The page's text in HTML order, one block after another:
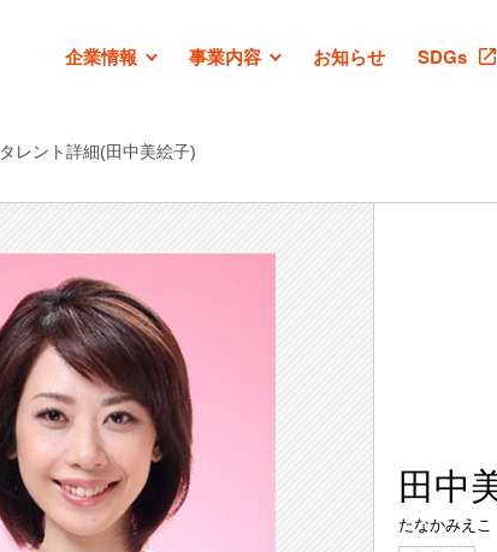
企業情報 事業内容 お知らせ SDGs
タレント詳細(田中美絵子)
田中
たなかみえこ